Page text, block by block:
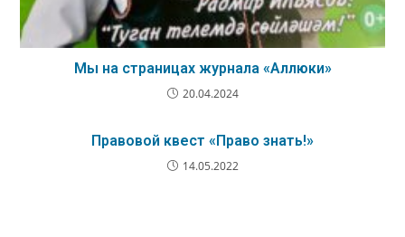
Мы на страницах журнала «Аллюки»
20.04.2024
Правовой квест «Право знать!»
14.05.2022